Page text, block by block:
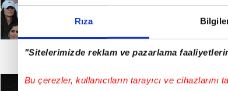
Rıza
"Sitelerimizde reklam ve pazarlama
Bu çerezler, kullanıcıların tarayıcı ve cihazlarını